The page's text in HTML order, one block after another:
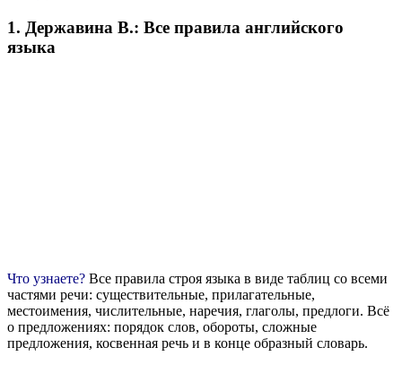
1. Державина В.: Все правила английского
языка
Что узнаете? Все правила строя языка в виде таблиц со всеми
частями речи: существительные, прилагательные,
местоимения, числительные, наречия, глаголы, предлоги. Всё
о предложениях: порядок слов, обороты, сложные
предложения, косвенная речь и в конце образный словарь.